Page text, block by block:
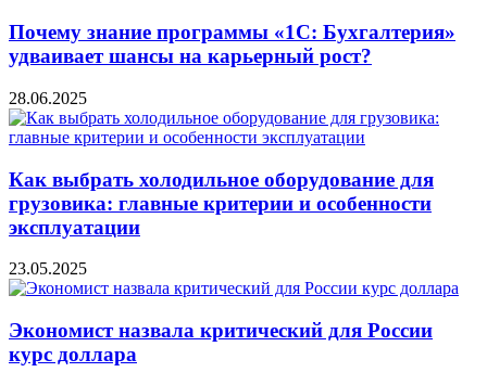
Почему знание программы «1С: Бухгалтерия»
удваивает шансы на карьерный рост?
28.06.2025
Как выбрать холодильное оборудование для
грузовика: главные критерии и особенности
эксплуатации
23.05.2025
Экономист назвала критический для России
курс доллара